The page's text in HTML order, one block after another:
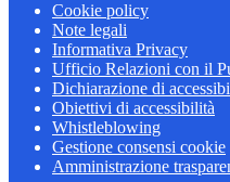
Cookie policy
Note legali
Informativa Privacy
Ufficio Relazioni con il
Dichiarazione di
Obiettivi di accessibilità
Whistleblowing
Gestione consensi cookie
Amministrazione